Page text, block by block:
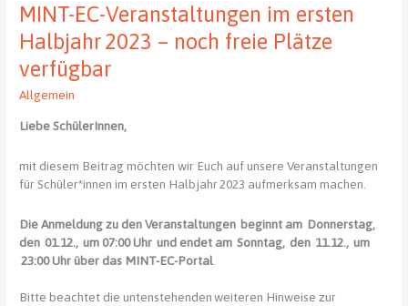
Team
ERSTE
ROTE
LATERNE
MINT-EC-Veranstaltungen im ersten
Halbjahr 2023 – noch freie Plätze
verfügbar
Allgemein
Liebe SchülerInnen,
mit diesem Beitrag möchten wir Euch auf unsere Veranstaltungen
für Schüler*innen im ersten Halbjahr 2023 aufmerksam machen.
Die Anmeldung zu den Veranstaltungen beginnt am Donnerstag,
den 01.12., um 07:00 Uhr und endet am Sonntag, den 11.12., um
23:00 Uhr über das MINT-EC-Portal
Bitte beachtet die untenstehenden weiteren Hinweise zur